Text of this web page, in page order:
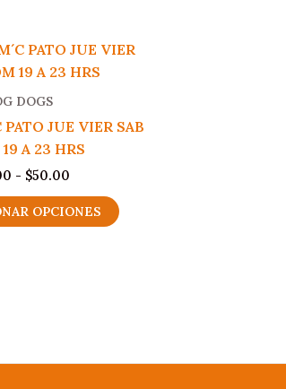
DOGS
JUE VIER SAB
A 23 HRS
- $50.00Rango
precios:
desde
OPCIONES
Este
producto